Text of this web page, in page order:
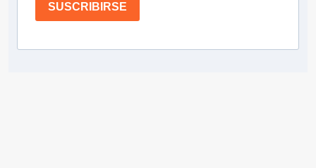
SUSCRIBIRSE